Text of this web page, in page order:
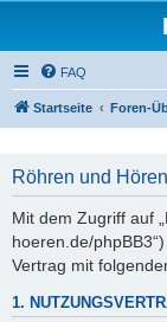
FAQ
Startseite Foren-
Röhren und
Mit dem Zugriff auf
hoeren.de/
Vertrag mit
1.